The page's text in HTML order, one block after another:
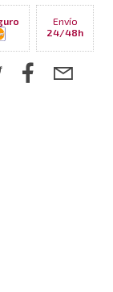
Envío
24/48h